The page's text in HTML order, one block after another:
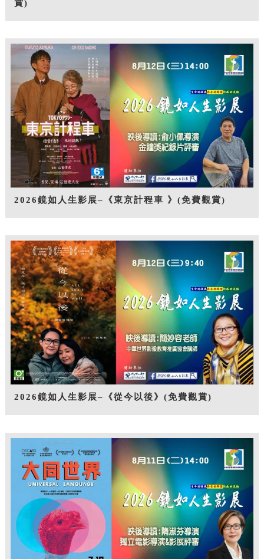
賞)
2026鏡如人生影展–《東京計程車 》(免費觀賞)
2026鏡如人生影展–《從今以後》(免費觀賞)